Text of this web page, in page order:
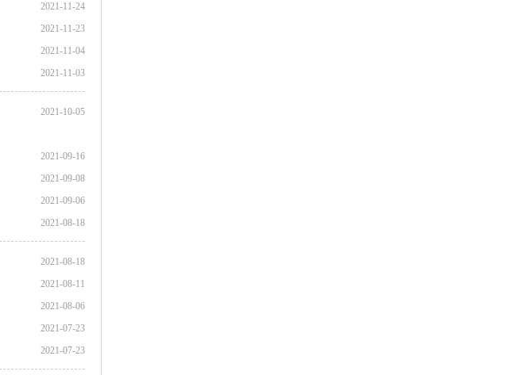
2021-11-24
2021-11-23
2021-11-04
2021-11-03
2021-10-05
2021-09-16
2021-09-08
2021-09-06
2021-08-18
2021-08-18
2021-08-11
2021-08-06
2021-07-23
2021-07-23